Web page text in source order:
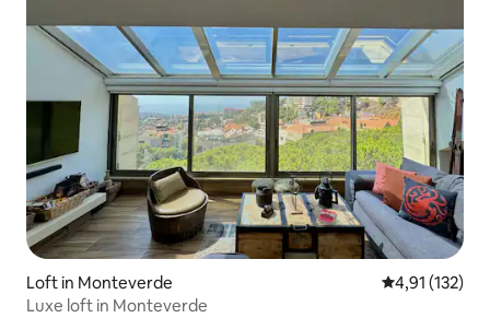
Loft in Monteverde Gemiddelde
4,91 (132)
Luxe loft in Monteverde